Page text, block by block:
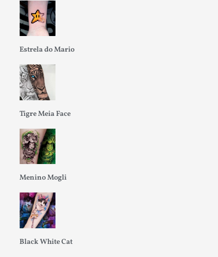
Estrela do Mario
Tigre Meia Face
Menino Mogli
Black White Cat